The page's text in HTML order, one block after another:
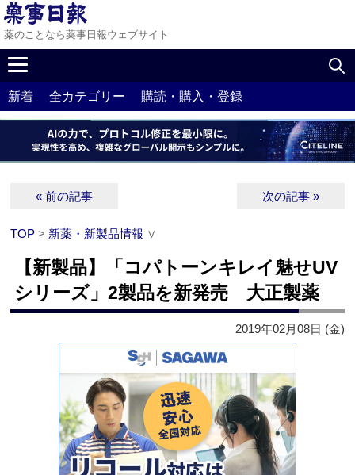
薬のことなら薬事日報ウェブサイト
新着 全カテゴリー 購読・購入・登録
« 前の記事 次の記事 »
TOP > 新薬・新製品情報 ∨
【新製品】「コパトーンキレイ魅せUV
シリーズ」2製品を新発売 大正製薬
2019年02月08日 (金)